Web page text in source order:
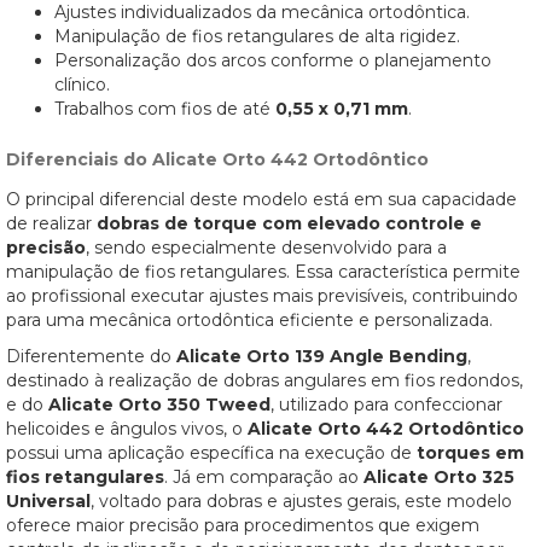
Ajustes individualizados da mecânica ortodôntica.
Manipulação de fios retangulares de alta rigidez.
Personalização dos arcos conforme o planejamento
clínico.
Trabalhos com fios de até 0,55 x 0,71 mm.
Diferenciais do Alicate Orto 442 Ortodôntico
O principal diferencial deste modelo está em sua capacidade
de realizar dobras de torque com elevado controle e
precisão, sendo especialmente desenvolvido para a
manipulação de fios retangulares. Essa característica permite
ao profissional executar ajustes mais previsíveis, contribuindo
para uma mecânica ortodôntica eficiente e personalizada.
Diferentemente do Alicate Orto 139 Angle Bending,
destinado à realização de dobras angulares em fios redondos,
e do Alicate Orto 350 Tweed, utilizado para confeccionar
helicoides e ângulos vivos, o Alicate Orto 442 Ortodôntico
possui uma aplicação específica na execução de torques em
fios retangulares. Já em comparação ao Alicate Orto 325
Universal, voltado para dobras e ajustes gerais, este modelo
oferece maior precisão para procedimentos que exigem